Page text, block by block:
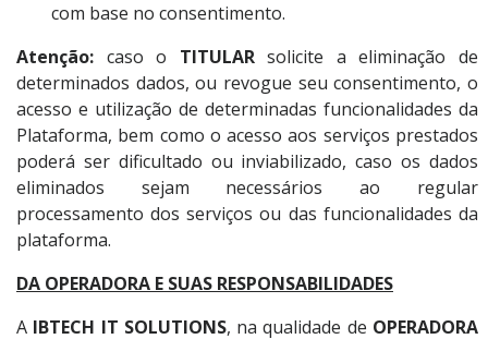
com base no consentimento.
Atenção: caso o TITULARsolicite a eliminação de
determinados dados, ou revogue seu consentimento, o
acesso e utilização de determinadas funcionalidades da
Plataforma, bem como o acesso aos serviços prestados
poderá ser dificultado ou inviabilizado, caso os dados
eliminados sejam necessários ao regular
processamento dos serviços ou das funcionalidades da
plataforma.
DA OPERADORA E SUAS RESPONSABILIDADES
A IBTECH IT SOLUTIONS, na qualidade de OPERADORA